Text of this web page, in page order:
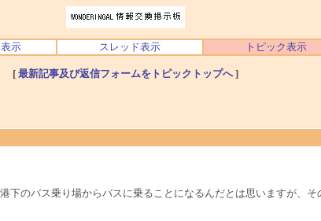
示 スレッド表示 トピック表示
[ 最新記事及び返信フォームをトピックトップへ]
下のバス乗り場からバスに乗ることになるんだとは思いますが、